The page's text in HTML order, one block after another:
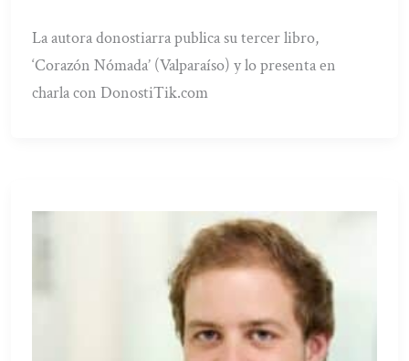
La autora donostiarra publica su tercer libro,
‘Corazón Nómada’ (Valparaíso) y lo presenta en
charla con DonostiTik.com